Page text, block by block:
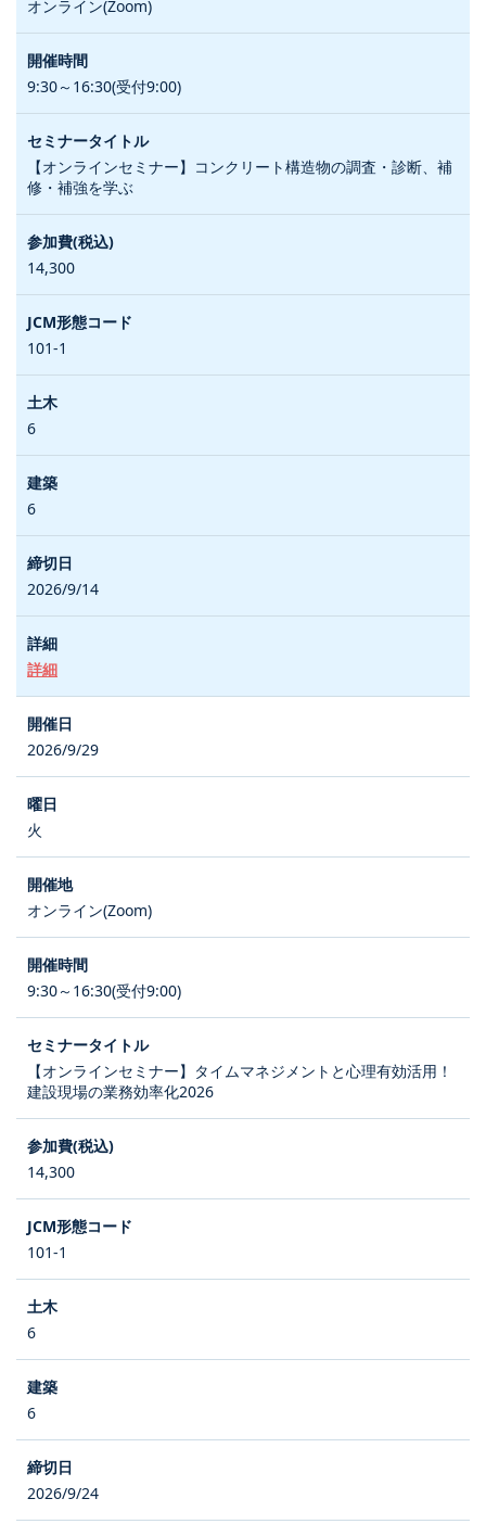
オンライン(Zoom)
9:30～16:30(受付9:00)
【オンラインセミナー】コンクリート構造物の調査・診断、補
修・補強を学ぶ
14,300
101-1
6
6
2026/9/14
詳細
2026/9/29
火
オンライン(Zoom)
9:30～16:30(受付9:00)
【オンラインセミナー】タイムマネジメントと心理有効活用！
建設現場の業務効率化2026
14,300
101-1
6
6
2026/9/24